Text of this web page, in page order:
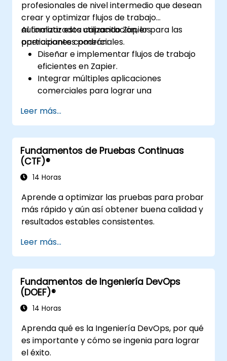
profesionales de nivel intermedio que desean
crear y optimizar flujos de trabajo
automatizados utilizando Zapier para las
operaciones comerciales.
Al finalizar esta capacitación, los
participantes podrán:
Diseñar e implementar flujos de trabajo
eficientes en Zapier.
Integrar múltiples aplicaciones
comerciales para lograr una
Optimizar el rendimiento de los Zaps y
solucionar problemas comunes.
Escalar la automatización de flujos de
trabajo para satisfacer las necesidades
del negocio.
Leer más...
Fundamentos de Pruebas Continuas
(CTF)®
14 Horas
Aprende a optimizar las pruebas para probar
más rápido y aún así obtener buena calidad y
resultados estables consistentes.
Leer más...
Fundamentos de Ingeniería DevOps
(DOEF)®
14 Horas
Aprenda qué es la Ingeniería DevOps, por qué
es importante y cómo se ingenia para lograr
el éxito.